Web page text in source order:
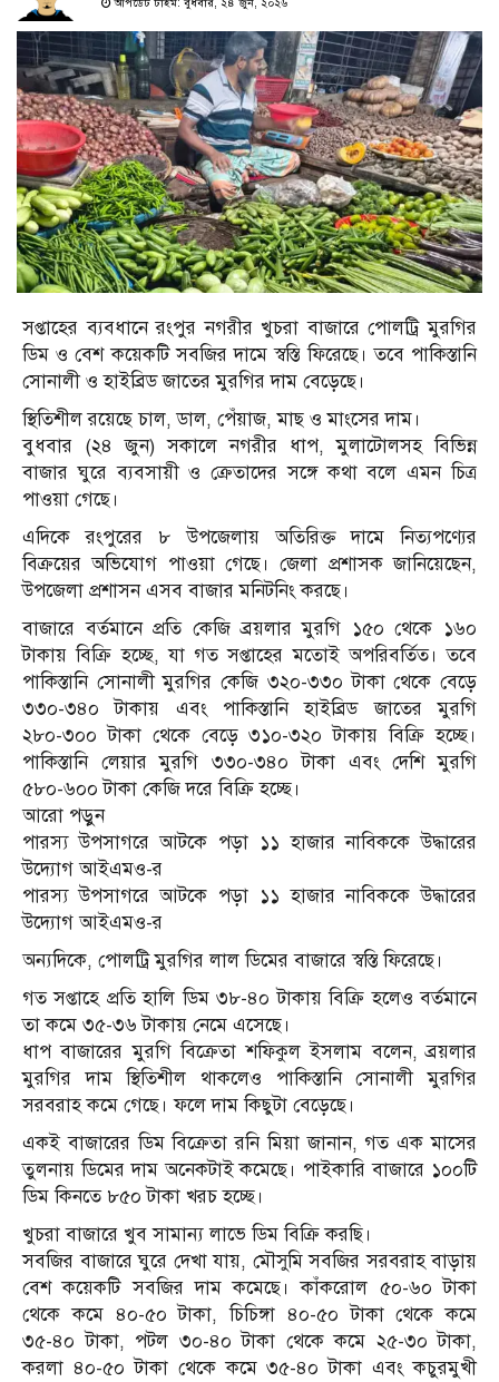
আপডেট টাইম: বুধবার, ২৪ জুন, ২০২৬
সপ্তাহের ব্যবধানে রংপুর নগরীর খুচরা বাজারে পোলট্রি মুরগির
ডিম ও বেশ কয়েকটি সবজির দামে স্বস্তি ফিরেছে। তবে পাকিস্তানি
সোনালী ও হাইব্রিড জাতের মুরগির দাম বেড়েছে।
স্থিতিশীল রয়েছে চাল, ডাল, পেঁয়াজ, মাছ ও মাংসের দাম।
বুধবার (২৪ জুন) সকালে নগরীর ধাপ, মুলাটোলসহ বিভিন্ন
বাজার ঘুরে ব্যবসায়ী ও ক্রেতাদের সঙ্গে কথা বলে এমন চিত্র
পাওয়া গেছে।
এদিকে রংপুরের ৮ উপজেলায় অতিরিক্ত দামে নিত্যপণ্যের
বিক্রয়ের অভিযোগ পাওয়া গেছে। জেলা প্রশাসক জানিয়েছেন,
উপজেলা প্রশাসন এসব বাজার মনিটনিং করছে।
বাজারে বর্তমানে প্রতি কেজি ব্রয়লার মুরগি ১৫০ থেকে ১৬০
টাকায় বিক্রি হচ্ছে, যা গত সপ্তাহের মতোই অপরিবর্তিত। তবে
পাকিস্তানি সোনালী মুরগির কেজি ৩২০-৩৩০ টাকা থেকে বেড়ে
৩৩০-৩৪০ টাকায় এবং পাকিস্তানি হাইব্রিড জাতের মুরগি
২৮০-৩০০ টাকা থেকে বেড়ে ৩১০-৩২০ টাকায় বিক্রি হচ্ছে।
পাকিস্তানি লেয়ার মুরগি ৩৩০-৩৪০ টাকা এবং দেশি মুরগি
৫৮০-৬০০ টাকা কেজি দরে বিক্রি হচ্ছে।
আরো পড়ুন
পারস্য উপসাগরে আটকে পড়া ১১ হাজার নাবিককে উদ্ধারের
উদ্যোগ আইএমও-র
পারস্য উপসাগরে আটকে পড়া ১১ হাজার নাবিককে উদ্ধারের
উদ্যোগ আইএমও-র
অন্যদিকে, পোলট্রি মুরগির লাল ডিমের বাজারে স্বস্তি ফিরেছে।
গত সপ্তাহে প্রতি হালি ডিম ৩৮-৪০ টাকায় বিক্রি হলেও বর্তমানে
তা কমে ৩৫-৩৬ টাকায় নেমে এসেছে।
ধাপ বাজারের মুরগি বিক্রেতা শফিকুল ইসলাম বলেন, ব্রয়লার
মুরগির দাম স্থিতিশীল থাকলেও পাকিস্তানি সোনালী মুরগির
সরবরাহ কমে গেছে। ফলে দাম কিছুটা বেড়েছে।
একই বাজারের ডিম বিক্রেতা রনি মিয়া জানান, গত এক মাসের
তুলনায় ডিমের দাম অনেকটাই কমেছে। পাইকারি বাজারে ১০০টি
ডিম কিনতে ৮৫০ টাকা খরচ হচ্ছে।
খুচরা বাজারে খুব সামান্য লাভে ডিম বিক্রি করছি।
সবজির বাজারে ঘুরে দেখা যায়, মৌসুমি সবজির সরবরাহ বাড়ায়
বেশ কয়েকটি সবজির দাম কমেছে। কাঁকরোল ৫০-৬০ টাকা
থেকে কমে ৪০-৫০ টাকা, চিচিঙ্গা ৪০-৫০ টাকা থেকে কমে
৩৫-৪০ টাকা, পটল ৩০-৪০ টাকা থেকে কমে ২৫-৩০ টাকা,
করলা ৪০-৫০ টাকা থেকে কমে ৩৫-৪০ টাকা এবং কচুরমুখী